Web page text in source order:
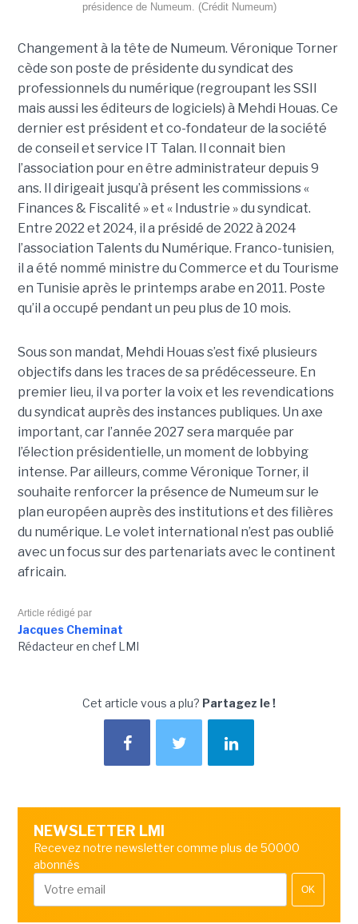
présidence de Numeum. (Crédit Numeum)
Changement à la tête de Numeum. Véronique Torner
cède son poste de présidente du syndicat des
professionnels du numérique (regroupant les SSII
mais aussi les éditeurs de logiciels) à Mehdi Houas. Ce
dernier est président et co-fondateur de la société
de conseil et service IT Talan. Il connait bien
l’association pour en être administrateur depuis 9
ans. Il dirigeait jusqu’à présent les commissions «
Finances & Fiscalité » et « Industrie » du syndicat.
Entre 2022 et 2024, il a présidé de 2022 à 2024
l’association Talents du Numérique. Franco-tunisien,
il a été nommé ministre du Commerce et du Tourisme
en Tunisie après le printemps arabe en 2011. Poste
qu’il a occupé pendant un peu plus de 10 mois.
Sous son mandat, Mehdi Houas s’est fixé plusieurs
objectifs dans les traces de sa prédécesseure. En
premier lieu, il va porter la voix et les revendications
du syndicat auprès des instances publiques. Un axe
important, car l’année 2027 sera marquée par
l’élection présidentielle, un moment de lobbying
intense. Par ailleurs, comme Véronique Torner, il
souhaite renforcer la présence de Numeum sur le
plan européen auprès des institutions et des filières
du numérique. Le volet international n’est pas oublié
avec un focus sur des partenariats avec le continent
africain.
Article rédigé par
Jacques Cheminat
Rédacteur en chef LMI
Cet article vous a plu? Partagez le !
NEWSLETTER LMI
Recevez notre newsletter comme plus de 50000
abonnés
OK